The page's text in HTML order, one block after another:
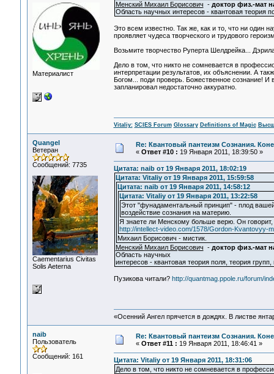
Материалист
Менский Михаил Борисович - доктор физ.-мат
Область научных интересов - квантовая теория
Это всем известно. Так же, как и то, что ни один
проявляет чудеса творческого и трудового
Возьмите творчество Руперта Шелдрейка...
Дело в том, что никто не сомневается в
интерпретации результатов, их объяснении. А
Богом... поди проверь. Божественное сознание!
запланировал недостаточно аккуратно.
Vitaliy: SCIES Forum Glossary Definitions of Magic
Quangel
Ветеран
Сообщений: 7735
Сaementarius Civitas
Solis Aeterna
Re: Квантовый пантеизм Сознания.
« Ответ #10 : 19 Января 2011, 18:39:50 »
Цитата: naib от 19 Января 2011, 18:02:19
Цитата: Vitaliy от 19 Января 2011, 15:59:58
Цитата: naib от 19 Января 2011, 14:58:12
Цитата: Vitaliy от 19 Января 2011, 13:22:58
Этот "фунадаментальный принцип" - плод
воздействие сознания на материю.
Я знаете ли Менскому больше верю. Он говорит,
http://intellect-video.com/1578/Gordon-Kvantovyy-
Михаил Борисович - мистик.
Менский Михаил Борисович - доктор физ.-мат
Область научных
интересов - квантовая теория поля, теория
Пузикова читали? http://quantmag.ppole.ru/forum/
«Осенний Ангел прячется в дождях. В листве
naib
Пользователь
Сообщений: 161
Re: Квантовый пантеизм Сознания.
« Ответ #11 : 19 Января 2011, 18:46:41 »
Цитата: Vitaliy от 19 Января 2011, 18:31:06
Дело в том, что никто не сомневается в